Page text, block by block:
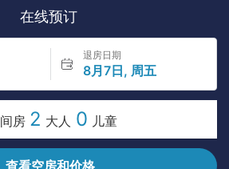
在线预订
退房日期
8月7日, 周五
间房 2 大人 0 儿童
查看空房和价格